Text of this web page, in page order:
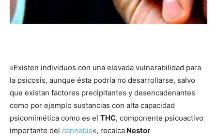
«Existen individuos con una elevada vulnerabilidad para
la psicosis, aunque ésta podría no desarrollarse, salvo
que existan factores precipitantes y desencadenantes
como por ejemplo sustancias con alta capacidad
psicomimética como es el THC, componente psicoactivo
importante del cannabis«, recalca Nestor